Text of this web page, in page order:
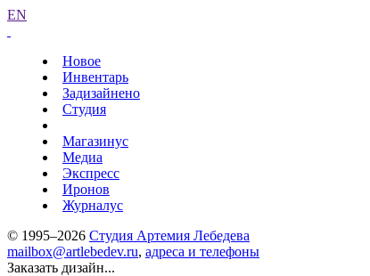
EN
Новое
Инвентарь
Задизайнено
Студия
Магазинус
Медиа
Экспресс
Иронов
Журналус
© 1995–2026 Студия Артемия Лебедева
mailbox@artlebedev.ru, адреса и телефоны
Заказать дизайн...